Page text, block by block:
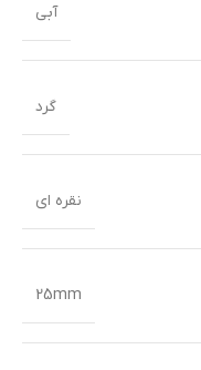
آبی
گرد
نقره ای
25mm